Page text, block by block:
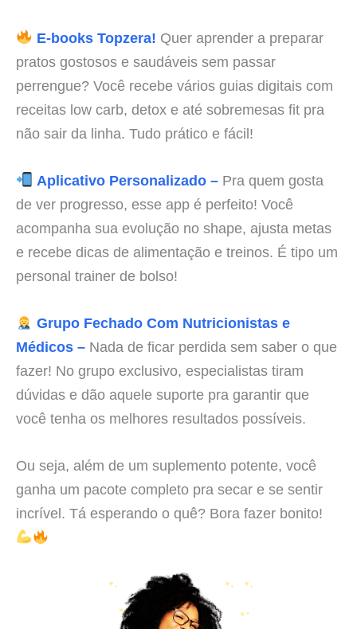
E-books Topzera! Quer aprender a preparar
pratos gostosos e saudáveis sem passar
perrengue? Você recebe vários guias digitais com
receitas low carb, detox e até sobremesas fit pra
não sair da linha. Tudo prático e fácil!
Aplicativo Personalizado –Pra quem gosta
de ver progresso, esse app é perfeito! Você
acompanha sua evolução no shape, ajusta metas
e recebe dicas de alimentação e treinos. É tipo um
personal trainer de bolso!
Grupo Fechado Com Nutricionistas e
Médicos – Nada de ficar perdida sem saber o que
fazer! No grupo exclusivo, especialistas tiram
dúvidas e dão aquele suporte pra garantir que
você tenha os melhores resultados possíveis.
Ou seja, além de um suplemento potente, você
ganha um pacote completo pra secar e se sentir
incrível. Tá esperando o quê? Bora fazer bonito!